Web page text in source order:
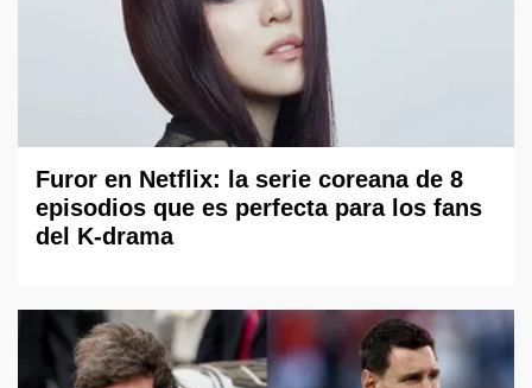
Furor en Netflix: la serie coreana de 8
episodios que es perfecta para los fans
del K-drama